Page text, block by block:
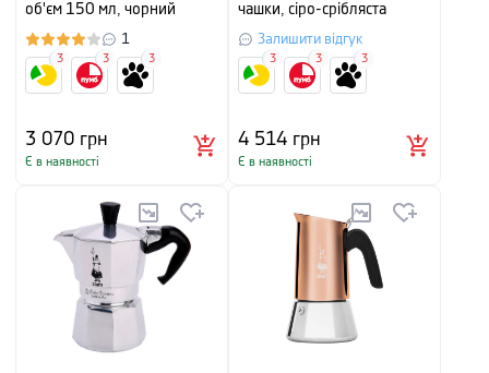
об'єм 150 мл, чорний
1
3 070 грн
Є в наявності
3 3 3
чашки, сіро-срібляста
Залишити відгук
4 514 грн
Є в наявності
3 3 3